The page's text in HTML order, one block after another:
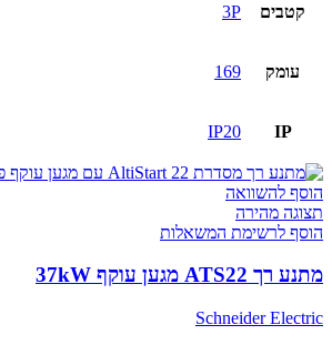
קטבים 3P
עומק 169
IP
IP20
הוסף להשוואה
תצוגה מהירה
הוסף לרשימת המשאלות
מתנע רך ATS22 מגען עוקף 37kW
Schneider Electric